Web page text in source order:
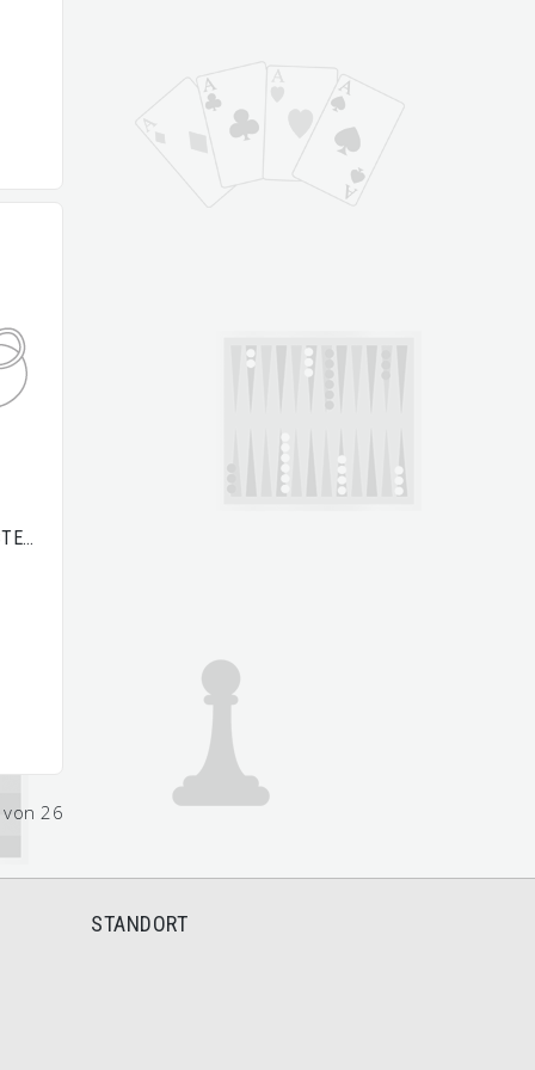
26
STANDORT